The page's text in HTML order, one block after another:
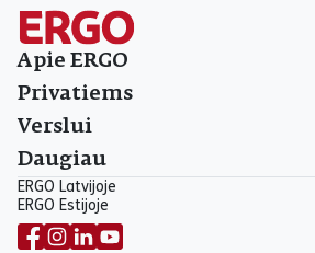
Apie ERGO
Privatiems
Verslui
Daugiau
ERGO Latvijoje
ERGO Estijoje